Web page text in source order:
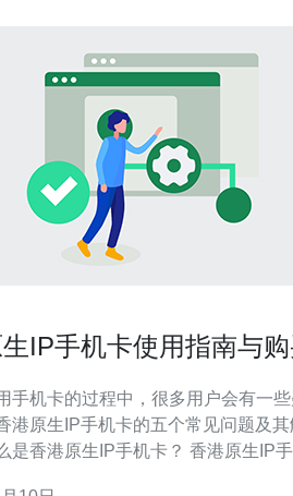
IP手机卡使用指南与
手机卡的过程中，很多用户会有一
港原生IP手机卡的五个常见问题及其解
是香港原生IP手机卡？ 香港原生IP